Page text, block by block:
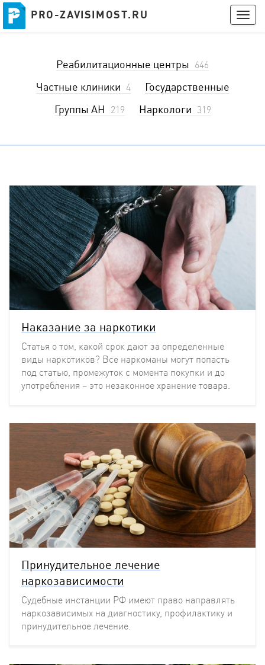
PRO-ZAVISIMOST.RU
PRO-ZAVISIMOST.RU
Реабилитационные центры 646
Частные клиники 4
Государственные
Группы АН 219 Наркологи 319
Наказание за наркотики
Статья о том, какой срок дают за определенные
виды наркотиков? Все наркоманы могут попасть
под статью, промежуток с момента покупки и до
употребления – это незаконное хранение товара.
Принудительное лечение
наркозависимости
Судебные инстанции РФ имеют право направлять
наркозависимых на диагностику, профилактику и
принудительное лечение.